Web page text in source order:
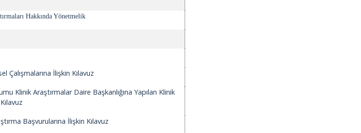
Hakkında Yönetmelik
Çalışmalarına İlişkin Kılavuz
Klinik Araştırmalar Daire Başkanlığına Yapılan Klinik
Başvurularına İlişkin Kılavuz